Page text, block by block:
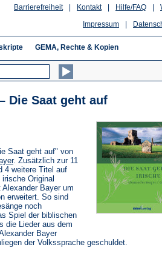
Hilfe/FAQ
Kontakt
Barrierefreiheit
Impressum
GEMA, Rechte & Kopien
Die Saat geht auf
Saat geht auf" von
. Zusätzlich zur 11
4 weitere Titel auf
Original
Bayer um
erweitert. So sind
noch
Spiel der biblischen
die Lieder aus dem
Bayer
der Volkssprache geschuldet.